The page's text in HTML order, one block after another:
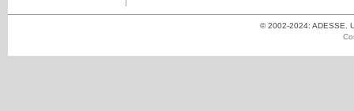
© 2002-2024: ADESSE.